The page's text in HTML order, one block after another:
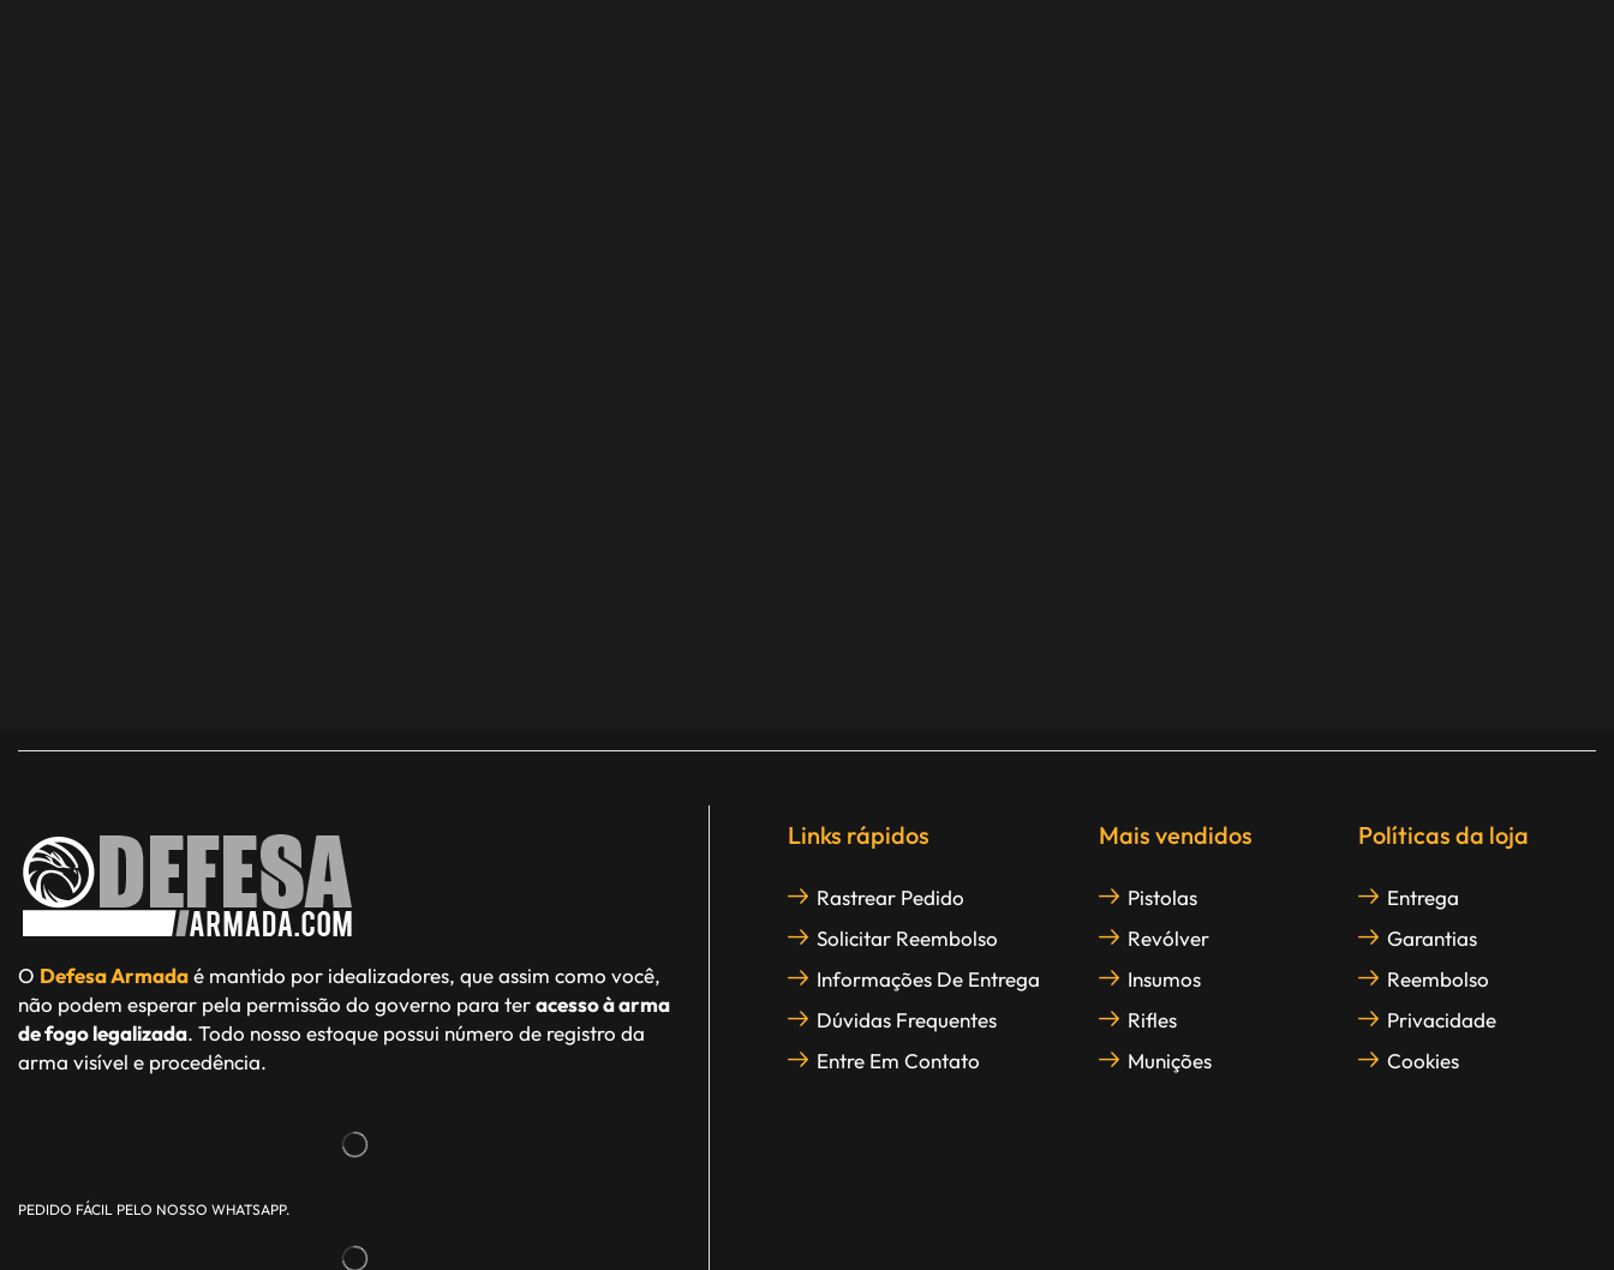
O Defesa Armadaé mantido por idealizadores, que assim como você,
não podem esperar pela permissão do governo para teracesso à arma
de fogo legalizada. Todo nosso estoque possui número de registro da
arma visível e procedência.
PEDIDO FÁCIL PELO NOSSO WHATSAPP.
Links rápidos
Rastrear Pedido
Solicitar Reembolso
Informações De Entrega
Dúvidas Frequentes
Entre Em Contato
Mais vendidos
Pistolas
Revólver
Insumos
Rifles
Munições
Políticas da loja
Entrega
Garantias
Reembolso
Privacidade
Cookies